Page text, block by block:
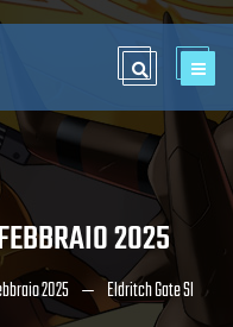
2025
2025 Eldritch Gate Sl